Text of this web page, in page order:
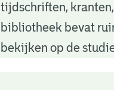
tijdschriften,
bibliotheek bevat
bekijken op de